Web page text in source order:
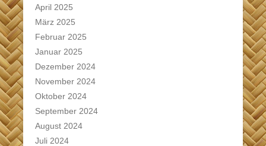
April 2025
März 2025
Februar 2025
Januar 2025
Dezember 2024
November 2024
Oktober 2024
September 2024
August 2024
Juli 2024